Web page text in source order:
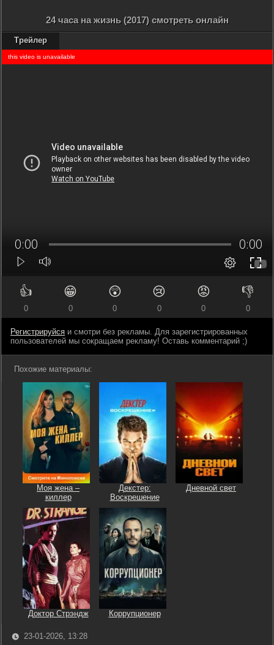
24 часа на жизнь (2017) смотреть онлайн
Трейлер
👍
0
😁
0
😲
0
😢
0
😡
0
👎
0
Регистрируйся и смотри без рекламы. Для зарегистрированных
пользователей мы сокращаем рекламу! Оставь комментарий ;)
Похожие материалы:
Моя жена –
киллер
Декстер:
Воскрешение
Дневной свет
Доктор Стрэндж Коррупционер
23-01-2026, 13:28